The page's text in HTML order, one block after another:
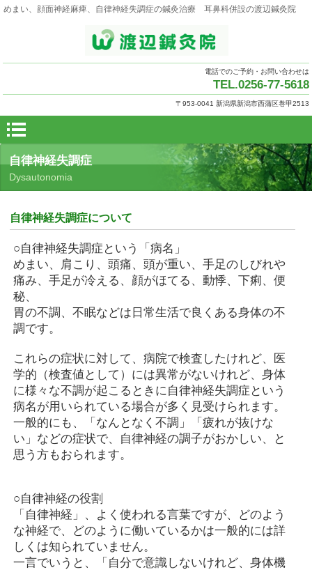
めまい、顔面神経麻痺、自律神経失調症の鍼灸治療 耳鼻科併設の渡辺鍼灸院
電話でのご予約・お問い合わせは
TEL.0256-77-5618
〒953-0041 新潟県新潟市西蒲区巻甲2513
自律神経失調症
Dysautonomia
自律神経失調症について
○自律神経失調症という「病名」
めまい、肩こり、頭痛、頭が重い、手足のしびれや
痛み、手足が冷える、顔がほてる、動悸、下痢、便
秘、
胃の不調、不眠などは日常生活で良くある身体の不
調です。
これらの症状に対して、病院で検査したけれど、医
学的（検査値として）には異常がないけれど、身体
に様々な不調が起こるときに自律神経失調症という
病名が用いられている場合が多く見受けられます。
一般的にも、「なんとなく不調」「疲れが抜けな
い」などの症状で、自律神経の調子がおかしい、と
思う方もおられます。
○自律神経の役割
「自律神経」、よく使われる言葉ですが、どのよう
な神経で、どのように働いているかは一般的には詳
しくは知られていません。
一言でいうと、「自分で意識しないけれど、身体機